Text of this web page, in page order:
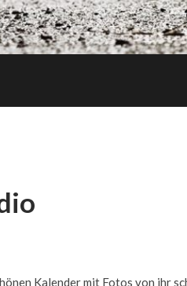
Kalender mit Fotos von ihr